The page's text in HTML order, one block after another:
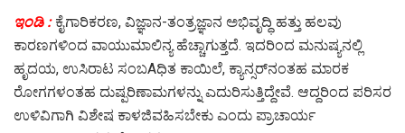
ಇಂಡಿ : ಕೈಗಾರಿಕರಣ, ವಿಜ್ಞಾನ-ತಂತ್ರಜ್ಞಾನ ಅಭಿವೃದ್ಧಿ ಹತ್ತು ಹಲವು
ಕಾರಣಗಳಿಂದ ವಾಯುಮಾಲಿನ್ಯ ಹೆಚ್ಚಾಗುತ್ತದೆ. ಇದರಿಂದ ಮನುಷ್ಯನಲ್ಲಿ
ಹೃದಯ, ಉಸಿರಾಟ ಸಂಬAಧಿತ ಕಾಯಿಲೆ, ಕ್ಯಾನ್ಸರ್‌ನಂತಹ ಮಾರಕ
ರೋಗಗಳಂತಹ ದುಷ್ಪರಿಣಾಮಗಳನ್ನು ಎದುರಿಸುತ್ತಿದ್ದೇವೆ. ಆದ್ದರಿಂದ ಪರಿಸರ
ಉಳಿವಿಗಾಗಿ ವಿಶೇಷ ಕಾಳಜಿವಹಿಸಬೇಕು ಎಂದು ಪ್ರಾಚಾರ್ಯ